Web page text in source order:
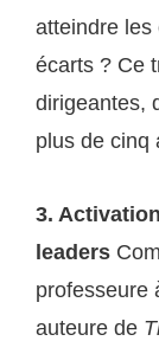
atteindre les
écarts ? Ce
dirigeantes,
plus de cinq
3.
leaders
professeure
auteure de